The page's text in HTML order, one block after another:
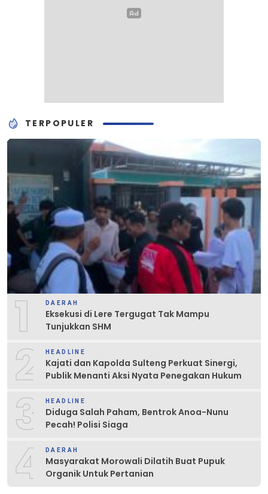
TERPOPULER
1 DAERAH
Eksekusi di Lere Tergugat Tak Mampu
Tunjukkan SHM
2 HEADLINE
Kajati dan Kapolda Sulteng Perkuat Sinergi,
Publik Menanti Aksi Nyata Penegakan Hukum
3 HEADLINE
Diduga Salah Paham, Bentrok Anoa-Nunu
Pecah! Polisi Siaga
4 DAERAH
Masyarakat Morowali Dilatih Buat Pupuk
Organik Untuk Pertanian